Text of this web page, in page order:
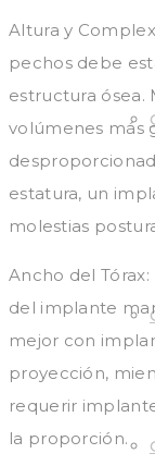
Altura y
pechos debe
estructura ósea.
volúmenes más
estatura, un
molestias
Ancho del
del implante
mejor con
proyección,
requerir
la proporción.